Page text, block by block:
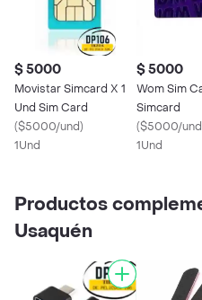
$ 5000
Movistar Simcard X 1
Und Sim Card
($5000/und)
1Und
$ 5000
Wom Sim
Simcard
($5000/und
1Und
Productos
Usaquén